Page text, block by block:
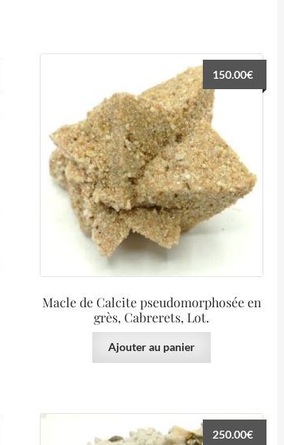
Macle de Calcite pseudomorphosée en
grès, Cabrerets, Lot.
150.00€
Ajouter au panier
250.00€